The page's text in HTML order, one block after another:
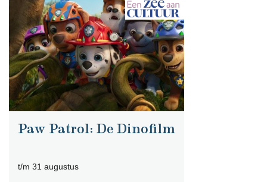
Paw Patrol: De Dinofilm
t/m 31 augustus